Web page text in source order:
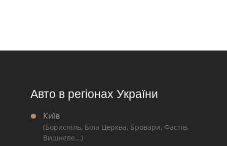
Авто в регіонах України
Київ
(Бориспіль, Біла Церква, Бровари, Фастів,
Вишневе...)